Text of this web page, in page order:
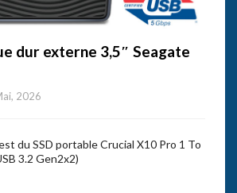
dur externe 3,5″ Seagate
2026
du SSD portable Crucial X10 Pro 1 To
3.2 Gen2x2)